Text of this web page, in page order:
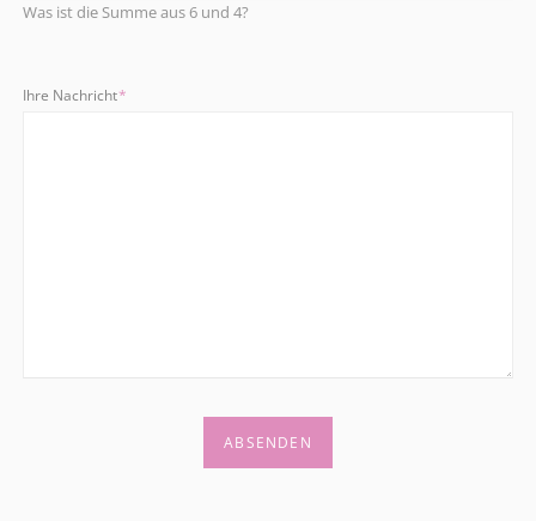
Was ist die Summe aus 6 und 4?
Pflichtfeld
Ihre Nachricht*
ABSENDEN